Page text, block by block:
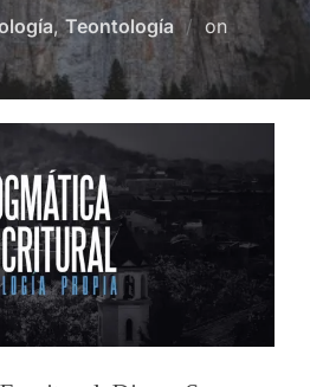
,Teontología onPosted
on